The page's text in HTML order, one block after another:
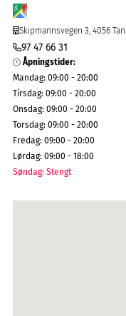
Skipmannsvegen 3, 4056
97 47 66 31
Åpningstider:
Mandag: 09:00 - 20:00
Tirsdag: 09:00 - 20:00
Onsdag: 09:00 - 20:00
Torsdag: 09:00 - 20:00
Fredag: 09:00 - 20:00
Lørdag: 09:00 - 18:00
Søndag: Stengt